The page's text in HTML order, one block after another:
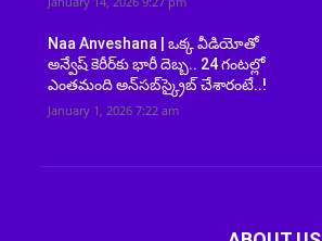
Naa Anveshana | ఒక్క వీడియోతో
అన్వేష్ కెరీర్‌కు భారీ దెబ్బ.. 24 గంటల్లో
ఎంతమంది అన్‌సబ్‌స్క్రైబ్ చేశారంటే..!
January 1, 2026 7:22 am